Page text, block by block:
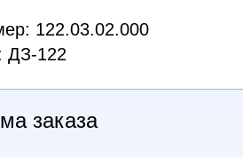
122.03.02.000
ДЗ-122
заказа